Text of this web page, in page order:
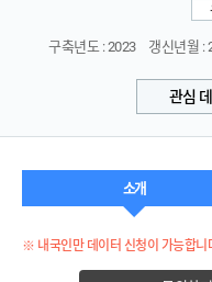
AI 개발지원
구축년도 : 2023 갱신년월 :
관심
소개
※ 내국인만 데이터 신청이 가능합니